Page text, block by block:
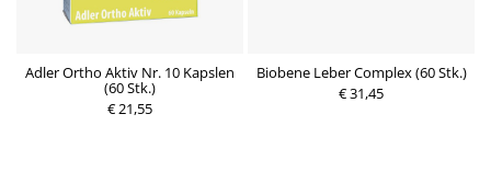
Adler Ortho Aktiv Nr. 10 Kapslen
(60 Stk.)
€ 21,55
Biobene Leber Complex (60 Stk.)
€ 31,45